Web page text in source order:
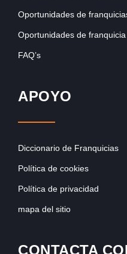
Oportunidades de
Oportunidades de
FAQ’s
APOYO
Diccionario de Franquicias
Política de cookies
Política de privacidad
mapa del sitio
CONTACTA